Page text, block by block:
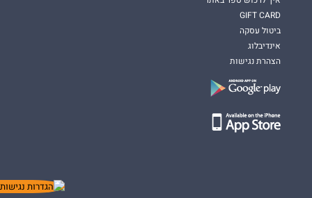
GIFT CARD
ביטול עסקה
אינדיבלוג
הצהרת נגישות